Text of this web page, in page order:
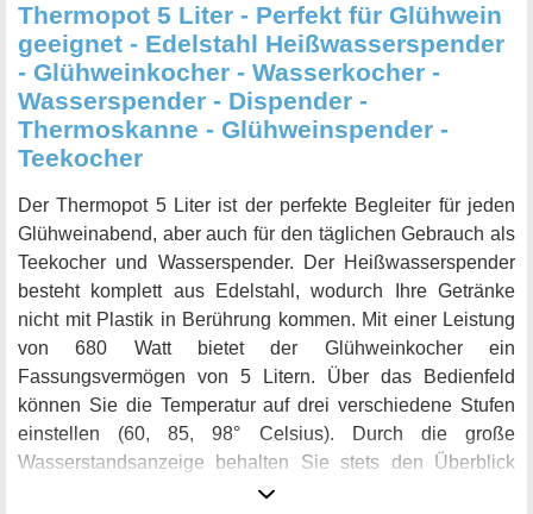
Thermopot 5 Liter - Perfekt für Glühwein
geeignet - Edelstahl Heißwasserspender
- Glühweinkocher - Wasserkocher -
Wasserspender - Dispender -
Thermoskanne - Glühweinspender -
Teekocher
Der Thermopot 5 Liter ist der perfekte Begleiter für jeden
Glühweinabend, aber auch für den täglichen Gebrauch als
Teekocher und Wasserspender. Der Heißwasserspender
besteht komplett aus Edelstahl, wodurch Ihre Getränke
nicht mit Plastik in Berührung kommen. Mit einer Leistung
von 680 Watt bietet der Glühweinkocher ein
Fassungsvermögen von 5 Litern. Über das Bedienfeld
können Sie die Temperatur auf drei verschiedene Stufen
einstellen (60, 85, 98° Celsius). Durch die große
Wasserstandsanzeige behalten Sie stets den Überblick
über den Wasserstand. Zusätzlich bietet der Dispenser